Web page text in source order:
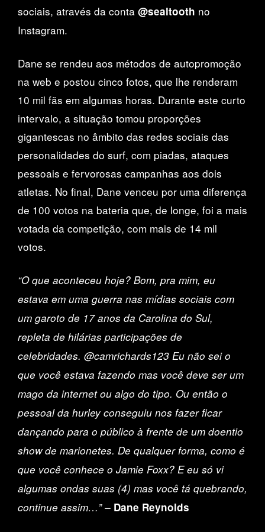
sociais, através da conta @sealtooth no
Instagram.
Dane se rendeu aos métodos de autopromoção
na web e postou cinco fotos, que lhe renderam
10 mil fãs em algumas horas. Durante este curto
intervalo, a situação tomou proporções
gigantescas no âmbito das redes sociais das
personalidades do surf, com piadas, ataques
pessoais e fervorosas campanhas aos dois
atletas. No final, Dane venceu por uma diferença
de 100 votos na bateria que, de longe, foi a mais
votada da competição, com mais de 14 mil
votos.
“O que aconteceu hoje? Bom, pra mim, eu
estava em uma guerra nas mídias sociais com
um garoto de 17 anos da Carolina do Sul,
repleta de hilárias participações de
celebridades. @camrichards123 Eu não sei o
que você estava fazendo mas você deve ser um
mago da internet ou algo do tipo. Ou então o
pessoal da hurley conseguiu nos fazer ficar
dançando para o público à frente de um doentio
show de marionetes. De qualquer forma, como é
que você conhece o Jamie Foxx? E eu só vi
algumas ondas suas (4) mas você tá quebrando,
continue assim…” – Dane Reynolds